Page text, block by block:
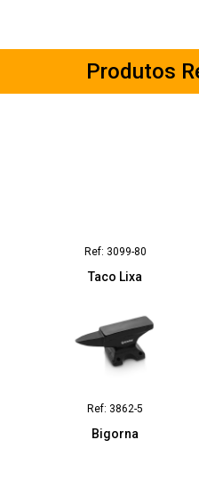
Produtos
Ref: 3099-80
Taco Lixa
Ref: 3862-5
Bigorna